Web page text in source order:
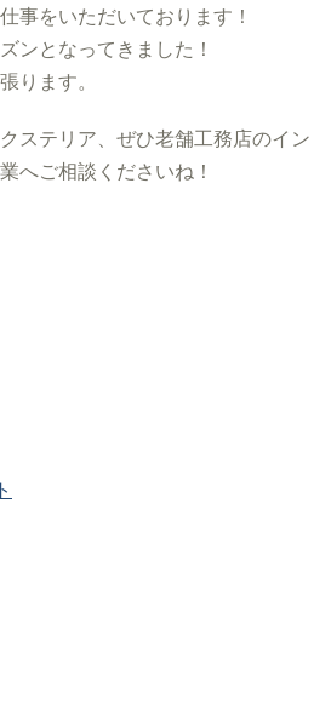
事をいただいております！
ンとなってきました！
ります。
ステリア、ぜひ老舗工務店のイン
へご相談くださいね！